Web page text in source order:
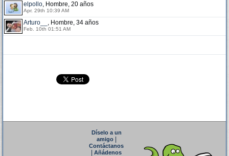
elpollo, Hombre, 20 años
Apr. 29th 10:39 AM
Arturo__ , Hombre, 34 años
Feb. 10th 01:51 AM
Díselo a un
amigo|
Contáctanos
Añádenos